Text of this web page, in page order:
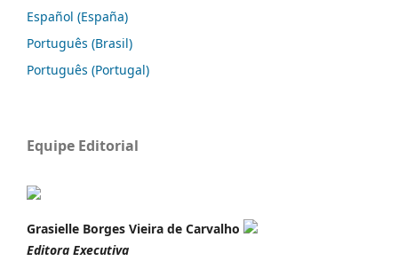
Español (España)
Português (Brasil)
Português (Portugal)
Equipe Editorial
Grasielle Borges Vieira de Carvalho
Editora Executiva